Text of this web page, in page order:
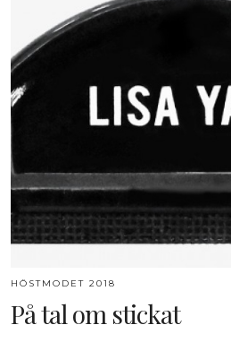
HÖSTMODET 2018
På tal om stickat